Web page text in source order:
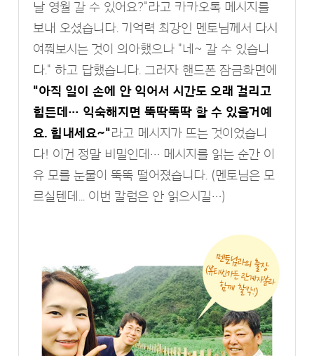
날 영월 갈 수 있어요?"라고 카카오톡 메시지를
보내 오셨습니다. 기억력 최강인 멘토님께서 다시
여쭤보시는 것이 의아했으나 "네~ 갈 수 있습니
다." 하고 답했습니다. 그러자 핸드폰 잠금화면에
"아직 일이 손에 안 익어서 시간도 오래 걸리고
힘든데… 익숙해지면 뚝딱뚝딱 할 수 있을거예
요. 힘내세요~"라고 메시지가 뜨는 것이었습니
다! 이건 정말 비밀인데… 메시지를 읽는 순간 이
유 모를 눈물이 뚝뚝 떨어졌습니다. (멘토님은 모
르실텐데... 이번 칼럼은 안 읽으시길…)